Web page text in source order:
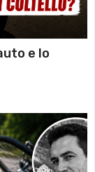
e lo